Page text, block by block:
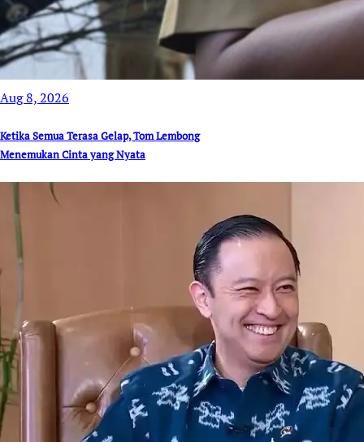
Aug 8, 2026
Ketika Semua Terasa Gelap, Tom Lembong
Menemukan Cinta yang Nyata